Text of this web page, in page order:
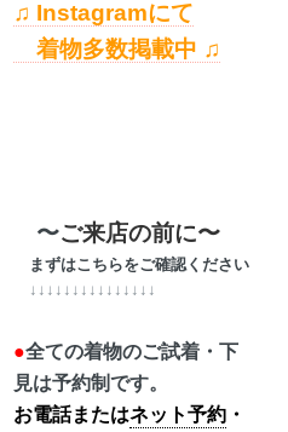
♫ Instagramにて
着物多数掲載中 ♫
〜ご来店の前に〜
まずはこちらをご確認ください
↓↓↓↓↓↓↓↓↓↓↓↓↓↓↓
●全ての着物のご試着・下
見は予約制です。
お電話またはネット予約 ・